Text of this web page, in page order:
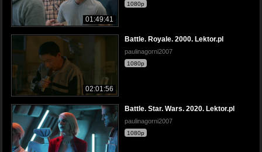
01:49:41
1080p
02:01:56
Battle. Royale. 2000. Lektor.pl
paulinagorni2007
1080p
Battle. Star. Wars. 2020. Lektor.pl
paulinagorni2007
1080p